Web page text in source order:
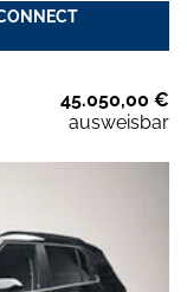
45.050,00 €
ausweisbar